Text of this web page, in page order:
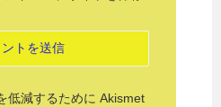
低減するために Akismet